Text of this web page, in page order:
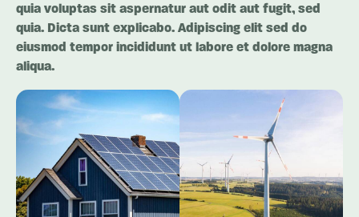
quia voluptas sit aspernatur aut odit aut fugit, sed
quia. Dicta sunt explicabo. Adipiscing elit sed do
eiusmod tempor incididunt ut labore et dolore magna
aliqua.